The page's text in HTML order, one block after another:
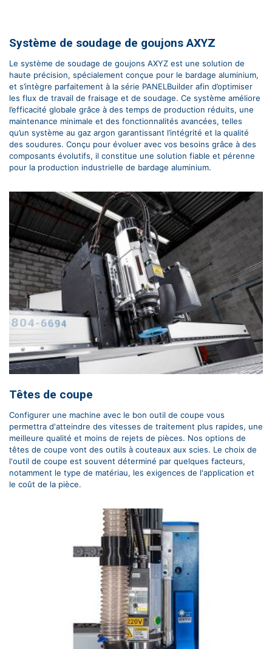
Système de soudage de goujons AXYZ
Le système de soudage de goujons AXYZ est une solution de
haute précision, spécialement conçue pour le bardage aluminium,
et s’intègre parfaitement à la série PANELBuilder afin d’optimiser
les flux de travail de fraisage et de soudage. Ce système améliore
l’efficacité globale grâce à des temps de production réduits, une
maintenance minimale et des fonctionnalités avancées, telles
qu’un système au gaz argon garantissant l’intégrité et la qualité
des soudures. Conçu pour évoluer avec vos besoins grâce à des
composants évolutifs, il constitue une solution fiable et pérenne
pour la production industrielle de bardage aluminium.
Têtes de coupe
Configurer une machine avec le bon outil de coupe vous
permettra d'atteindre des vitesses de traitement plus rapides, une
meilleure qualité et moins de rejets de pièces. Nos options de
têtes de coupe vont des outils à couteaux aux scies. Le choix de
l'outil de coupe est souvent déterminé par quelques facteurs,
notamment le type de matériau, les exigences de l'application et
le coût de la pièce.